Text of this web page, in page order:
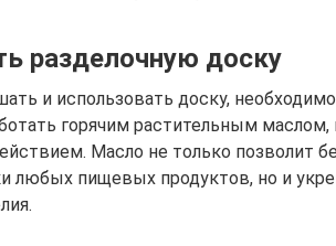
разделочную доску
и использовать доску,
горячим растительным маслом,
Масло не только позволит
любых пищевых продуктов, но и